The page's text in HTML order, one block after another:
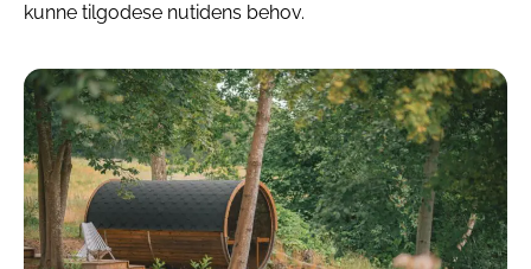
kunne tilgodese nutidens behov.